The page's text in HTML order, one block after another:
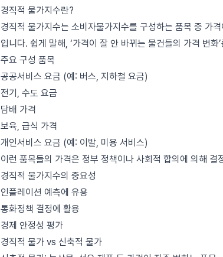
경직적 물가지수란?
경직적 물가지수는 소비자물가지수를 구성하는 품목 중 가
입니다. 쉽게 말해, ‘가격이 잘 안 바뀌는 물건들의 가격 변화
주요 구성 품목
공공서비스 요금 (예: 버스, 지하철 요금)
전기, 수도 요금
담배 가격
보육, 급식 가격
개인서비스 요금 (예: 이발, 미용 서비스)
이런 품목들의 가격은 정부 정책이나 사회적 합의에 의해
경직적 물가지수의 중요성
인플레이션 예측에 유용
통화정책 결정에 활용
경제 안정성 평가
경직적 물가 vs 신축적 물가